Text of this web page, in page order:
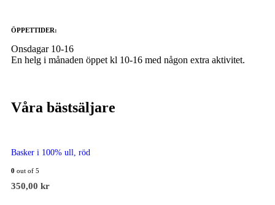
ÖPPETTIDER:
Onsdagar 10-16
En helg i månaden öppet kl 10-16 med någon extra aktivitet.
Våra bästsäljare
Basker i 100% ull, röd
0 out of 5
350,00 kr